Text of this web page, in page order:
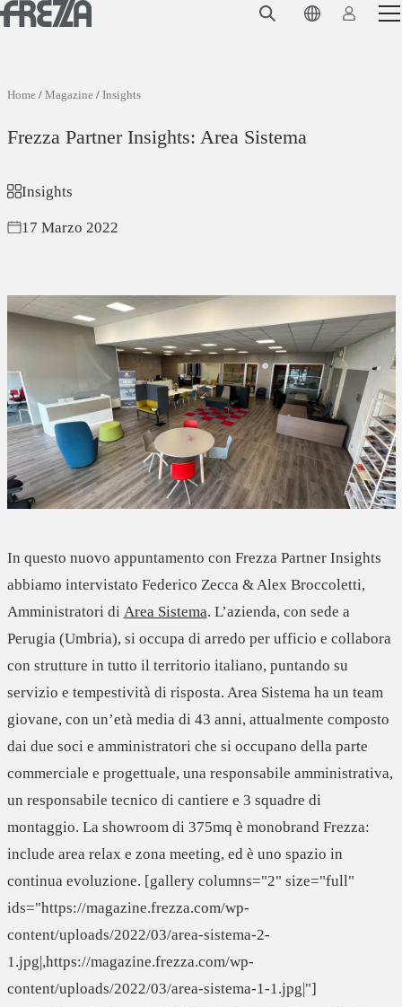
Skip to main content
Azienda
Magazine
Contatti
Home/ Magazine/ Insights
Frezza Partner Insights: Area Sistema
Insights
17 Marzo 2022
In questo nuovo appuntamento con Frezza Partner Insights
abbiamo intervistato Federico Zecca & Alex Broccoletti,
Amministratori di Area Sistema. L’azienda, con sede a
Perugia (Umbria), si occupa di arredo per ufficio e collabora
con strutture in tutto il territorio italiano, puntando su
servizio e tempestività di risposta. Area Sistema ha un team
giovane, con un’età media di 43 anni, attualmente composto
dai due soci e amministratori che si occupano della parte
commerciale e progettuale, una responsabile amministrativa,
un responsabile tecnico di cantiere e 3 squadre di
montaggio. La showroom di 375mq è monobrand Frezza:
include area relax e zona meeting, ed è uno spazio in
continua evoluzione. [gallery columns="2" size="full"
ids="https://magazine.frezza.com/wp-
content/uploads/2022/03/area-sistema-2-
1.jpg|,https://magazine.frezza.com/wp-
content/uploads/2022/03/area-sistema-1-1.jpg|"]